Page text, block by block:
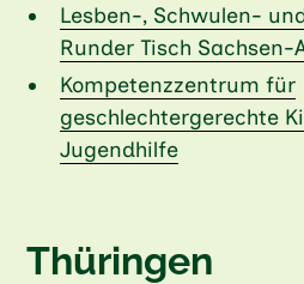
Lesben-, Schwulen-
Runder Tisch Sachsen-
Kompetenzzentrum für
geschlechtergerechte
Jugendhilfe
Thüringen